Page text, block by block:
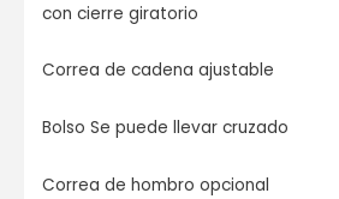
con cierre giratorio
Correa de cadena ajustable
Bolso Se puede llevar cruzado
Correa de hombro opcional